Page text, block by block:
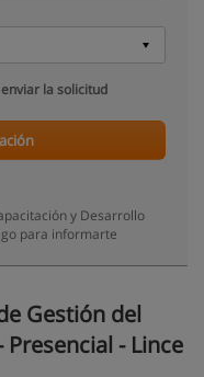
la solicitud
y Desarrollo
para informarte
Gestión del
- Lince